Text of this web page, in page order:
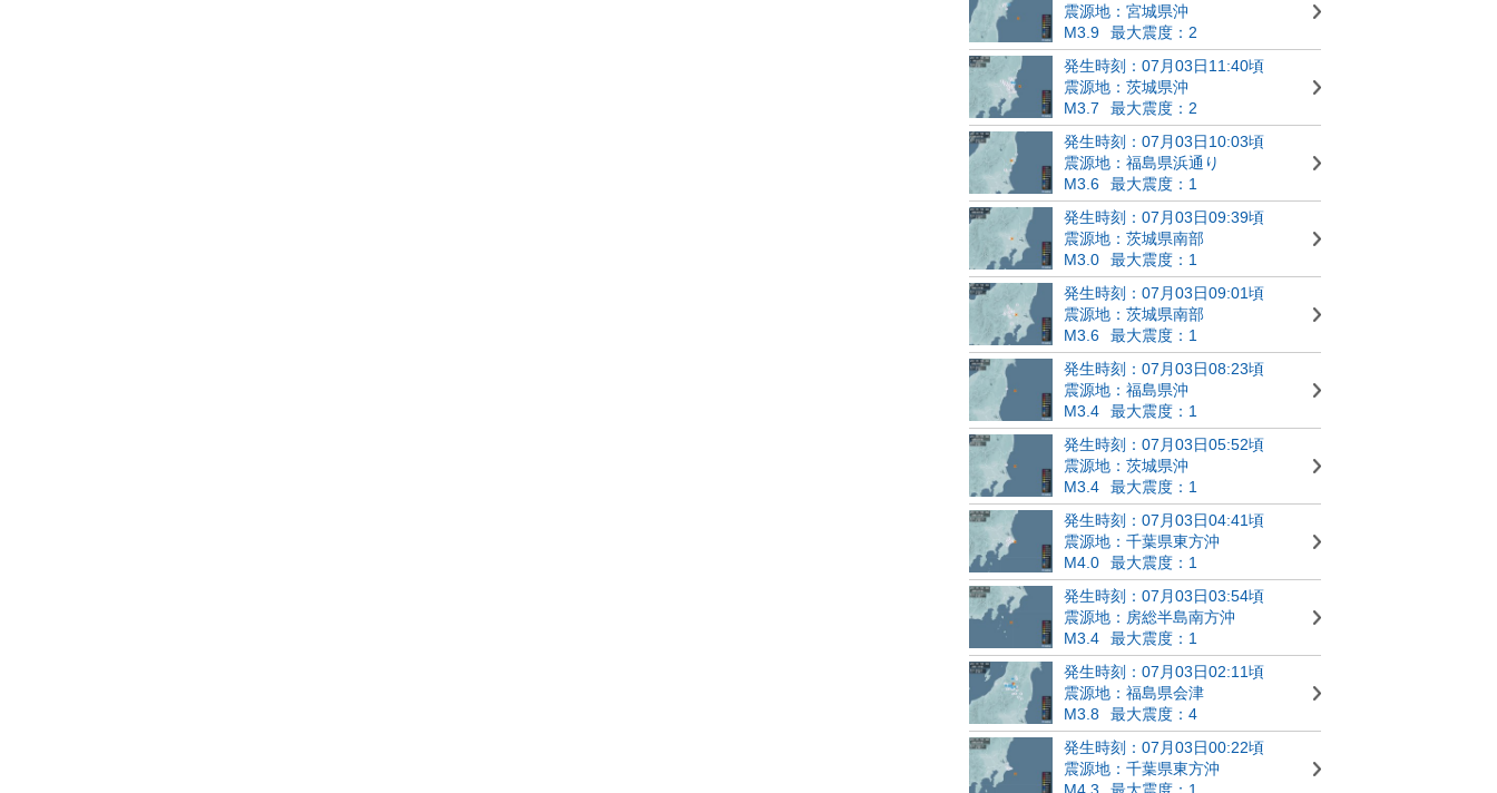
震源地：宮城県沖
M3.9
最大震度：2
発生時刻：07月03日11:40頃
震源地：茨城県沖
M3.7
最大震度：2
発生時刻：07月03日10:03頃
震源地：福島県浜通り
M3.6
最大震度：1
発生時刻：07月03日09:39頃
震源地：茨城県南部
M3.0
最大震度：1
発生時刻：07月03日09:01頃
震源地：茨城県南部
M3.6
最大震度：1
発生時刻：07月03日08:23頃
震源地：福島県沖
M3.4
最大震度：1
発生時刻：07月03日05:52頃
震源地：茨城県沖
M3.4
最大震度：1
発生時刻：07月03日04:41頃
震源地：千葉県東方沖
M4.0
最大震度：1
発生時刻：07月03日03:54頃
震源地：房総半島南方沖
M3.4
最大震度：1
発生時刻：07月03日02:11頃
震源地：福島県会津
M3.8
最大震度：4
発生時刻：07月03日00:22頃
震源地：千葉県東方沖